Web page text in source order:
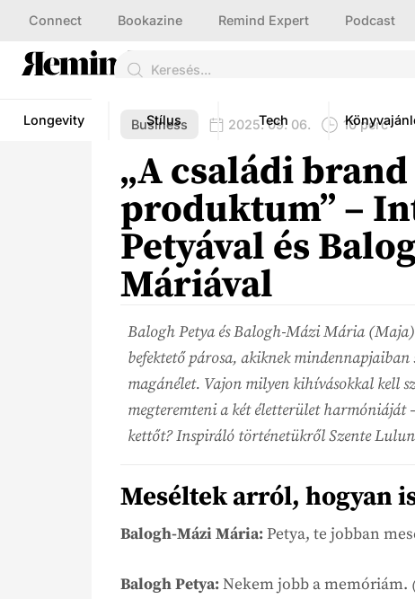
Connect Bookazine Remind Expert Podcast
Longevity Stílus Tech
Business 2025. 09. 06. 10 perc
„A családi
produktum” –
Petyával és
Máriával
Balogh Petya és Balogh-Mázi Mária
befektető párosa, akiknek mindennapjaiban
magánélet. Vajon milyen kihívásokkal kell
megteremteni a két életterület harmóniáját
kettőt? Inspiráló történetükről Szente
Meséltek arról, hogyan
Balogh-Mázi Mária:Petya, te jobban
BaloghPetya:Nekem jobb a memóriám.